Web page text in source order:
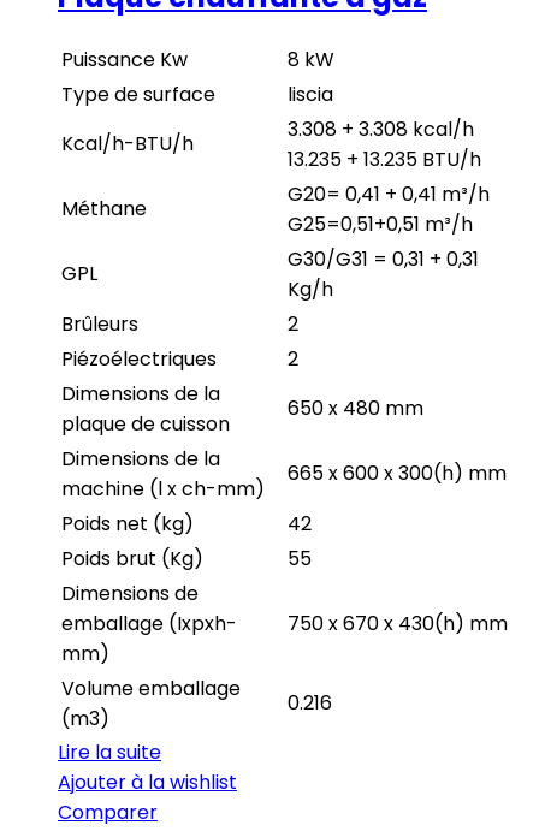
Puissance Kw
8 kW
Type de surface
liscia
Kcal/h-BTU/h
3.308 + 3.308 kcal/h
13.235 + 13.235 BTU/h
Méthane
G20= 0,41 + 0,41 m³/h
G25=0,51+0,51 m³/h
GPL
G30/G31 = 0,31 + 0,31
Kg/h
Brûleurs
2
Piézoélectriques
2
Dimensions de la
plaque de cuisson
650 x 480 mm
Dimensions de la
machine (l x ch-mm)
665 x 600 x 300(h) mm
Poids net (kg)
42
Poids brut (Kg)
55
Dimensions de
emballage (Ixpxh-
mm)
750 x 670 x 430(h) mm
Volume emballage
(m3)
0.216
Lire la suite
Ajouter à la wishlist
Comparer